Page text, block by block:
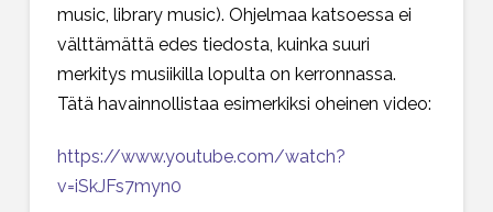
music, library music). Ohjelmaa katsoessa ei
välttämättä edes tiedosta, kuinka suuri
merkitys musiikilla lopulta on kerronnassa.
Tätä havainnollistaa esimerkiksi oheinen video:
https://www.youtube.com/watch?
v=iSkJFs7myn0